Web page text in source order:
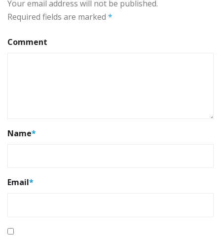
Your email address will not be published.
Required fields are marked *
Comment
Name*
Email*